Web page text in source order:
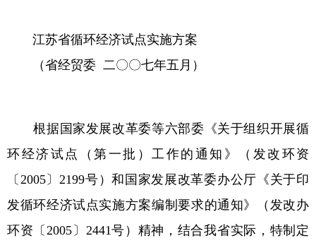
江苏省循环经济试点实施方案
（省经贸委 二〇〇七年五月）
根据国家发展改革委等六部委《关于组织开展循
环经济试点（第一批）工作的通知》（发改环资
〔2005〕2199号）和国家发展改革委办公厅《关于印
发循环经济试点实施方案编制要求的通知》（发改办
环资〔2005〕2441号）精神，结合我省实际，特制定